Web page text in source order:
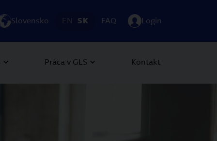
Slovensko EN SK FAQ Login
Práca v GLS Kontakt